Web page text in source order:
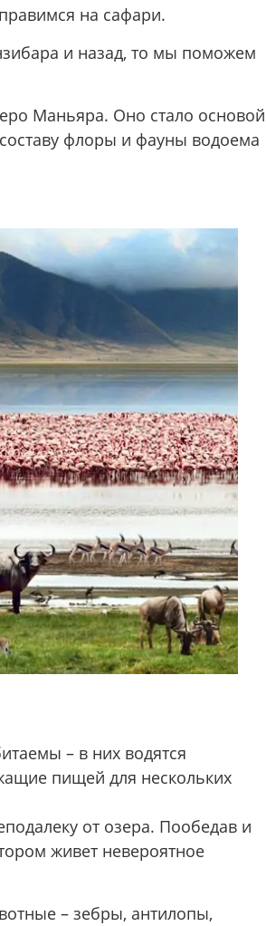
на сафари.
и назад, то мы поможем
Маньяра. Оно стало основой
флоры и фауны водоема
– в них водятся
пищей для нескольких
от озера. Пообедав и
живет невероятное
– зебры, антилопы,